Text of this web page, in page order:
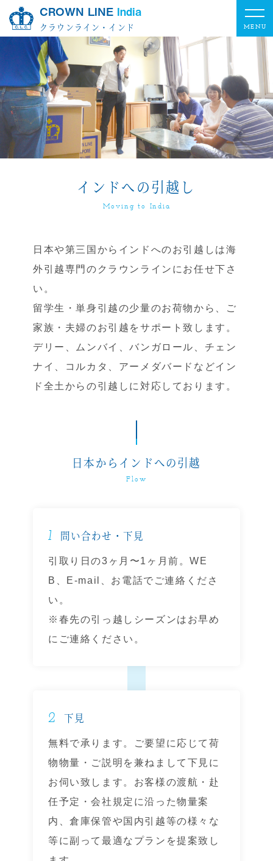
CROWN LINE India
クラウンライン・インド
インドへの引越し
Moving to India
日本や第三国からインドへのお引越しは海
外引越専門のクラウンラインにお任せ下さ
い。
留学生・単身引越の少量のお荷物から、ご
家族・夫婦のお引越をサポート致します。
デリー、ムンバイ、バンガロール、チェン
ナイ、コルカタ、アーメダバードなどイン
ド全土からの引越しに対応しております。
日本からインドへの引越
Flow
1 問い合わせ・下見
引取り日の3ヶ月〜1ヶ月前。WE
B、E-mail、お電話でご連絡くださ
い。
※春先の引っ越しシーズンはお早め
にご連絡ください。
2 下見
無料で承ります。ご要望に応じて荷
物物量・ご説明を兼ねまして下見に
お伺い致します。お客様の渡航・赴
任予定・会社規定に沿った物量案
内、倉庫保管や国内引越等の様々な
等に副って最適なプランを提案致し